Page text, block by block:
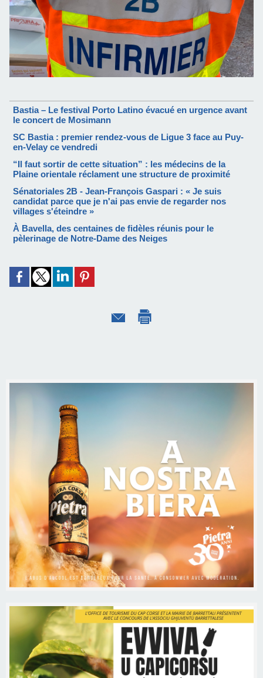
Bastia – Le festival Porto Latino évacué en urgence avant
le concert de Mosimann
SC Bastia : premier rendez-vous de Ligue 3 face au Puy-
en-Velay ce vendredi
“Il faut sortir de cette situation” : les médecins de la
Plaine orientale réclament une structure de proximité
Sénatoriales 2B - Jean-François Gaspari : « Je suis
candidat parce que je n'ai pas envie de regarder nos
villages s'éteindre »
À Bavella, des centaines de fidèles réunis pour le
pèlerinage de Notre-Dame des Neiges